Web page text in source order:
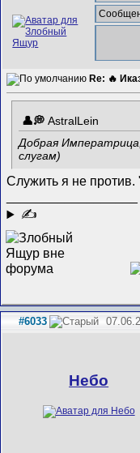
Re: 🔥
AstralLein
Добрая
слугам)
Служить я не
✍
#6033
Небо